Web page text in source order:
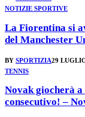
NOTIZIE SPORTIVE
La Fiorentina si
del Manchester
BY SPORTIZIA29
TENNIS
Novak giocherà
consecutivo! –